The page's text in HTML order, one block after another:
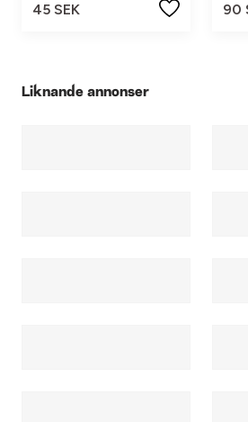
45 SEK
90
Liknande annonser